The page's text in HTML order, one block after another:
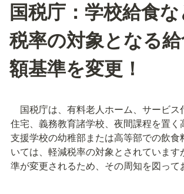
国税庁：学校給食
税率の対象となる
額基準を変更！
国税庁は、有料老人ホーム、サービス
住宅、義務教育諸学校、夜間課程を置く
支援学校の幼稚部または高等部での飲食
いては、軽減税率の対象とされています
準が変更されるため、その周知を図って